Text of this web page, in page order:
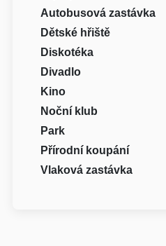
Autobusová zastávka
Dětské hřiště
Diskotéka
Divadlo
Kino
Noční klub
Park
Přírodní koupání
Vlaková zastávka